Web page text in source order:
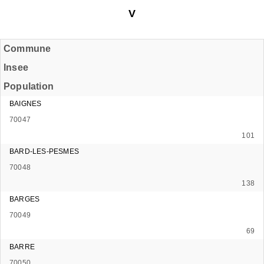
V
Commune
Insee
Population
BAIGNES
70047
101
BARD-LES-PESMES
70048
138
BARGES
70049
69
BARRE